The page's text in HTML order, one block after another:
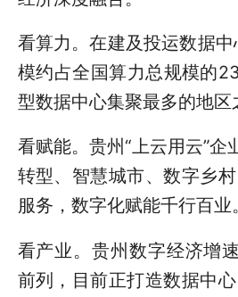
看算力。在建及投运数据
模约占全国算力总规模的
型数据中心集聚最多的地区
看赋能。贵州“上云用云”企
转型、智慧城市、数字乡
服务，数字化赋能千行百业。
看产业。贵州数字经济增
前列，目前正打造数据中